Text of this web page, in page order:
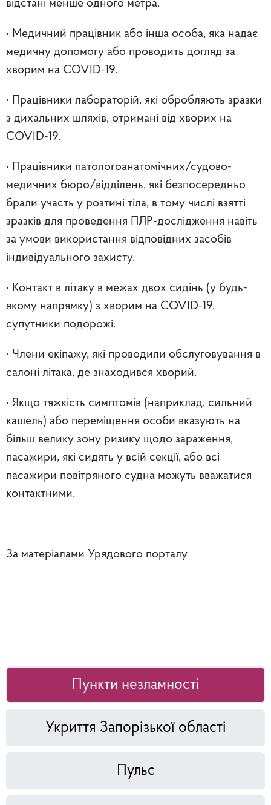
відстані менше одного метра.
• Медичний працівник або інша особа, яка надає
медичну допомогу або проводить догляд за
хворим на COVID-19.
• Працівники лабораторій, які обробляють зразки
з дихальних шляхів, отримані від хворих на
COVID-19.
• Працівники патологоанатомічних/судово-
медичних бюро/відділень, які безпосередньо
брали участь у розтині тіла, в тому числі взятті
зразків для проведення ПЛР-дослідження навіть
за умови використання відповідних засобів
індивідуального захисту.
• Контакт в літаку в межах двох сидінь (у будь-
якому напрямку) з хворим на COVID-19,
супутники подорожі.
• Члени екіпажу, які проводили обслуговування в
салоні літака, де знаходився хворий.
• Якщо тяжкість симптомів (наприклад, сильний
кашель) або переміщення особи вказують на
більш велику зону ризику щодо зараження,
пасажири, які сидять у всій секції, або всі
пасажири повітряного судна можуть вважатися
контактними.
За матеріалами Урядового порталу
Пункти незламності
Укриття Запорізької області
Пульс